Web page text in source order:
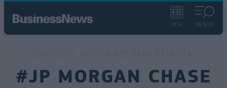
ΡΟΗ ΜΕΝΟΥ
#JP MORGAN CHASE